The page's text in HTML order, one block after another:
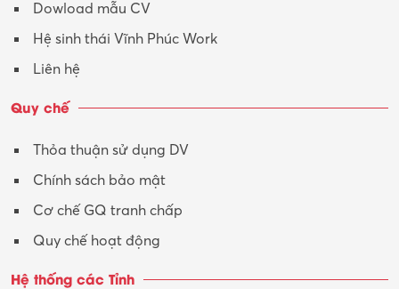
Tư vấn – Kiến trúc
Y tế-Dược
Dowload mẫu CV
Hệ sinh thái Vĩnh Phúc Work
Liên hệ
Quy chế
Thỏa thuận sử dụng DV
Chính sách bảo mật
Cơ chế GQ tranh chấp
Quy chế hoạt động
Hệ thống các Tỉnh